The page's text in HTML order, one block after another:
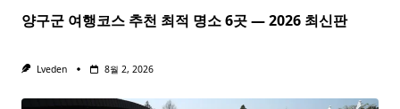
양구군 여행코스 추천 최적 명소 6곳 — 2026 최신판
Lveden 8월 2, 2026